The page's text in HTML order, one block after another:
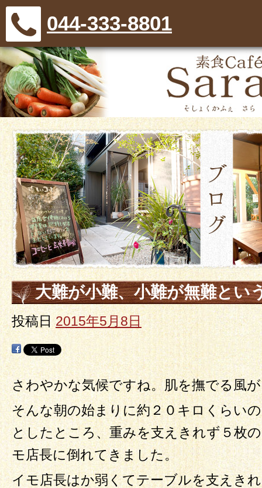
044-333-8801
大難が小難、小難が無難とい
投稿日 2015年5月8日
さわやかな気候ですね。肌を撫でる風
そんな朝の始まりに約２０キロくらい
としたところ、重みを支えきれず５枚
モ店長に倒れてきました。
イモ店長はか弱くてテーブルを支えき